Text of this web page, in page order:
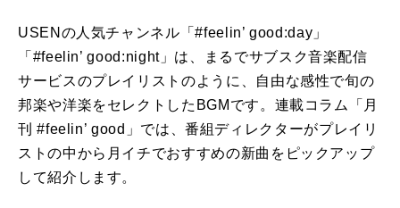
USENの人気チャンネル「#feelin’ good:day 」
「 #feelin’ good:night」は、まるでサブスク音楽配信
サービスのプレイリストのように、自由な感性で旬の
邦楽や洋楽をセレクトした BGM です。連載コラム「月
刊 #feelin’ good 」では、番組ディレクターがプレイリ
ストの中から月イチでおすすめの新曲をピックアップ
して紹介します。